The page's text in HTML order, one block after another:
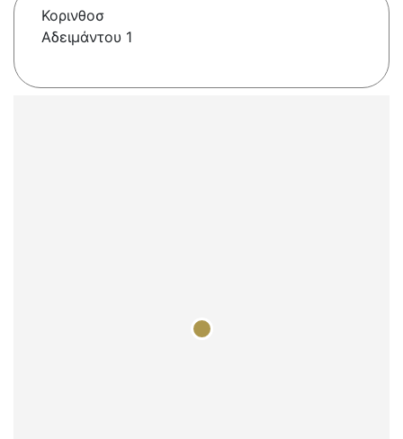
Κορινθοσ
Αδειμάντου 1